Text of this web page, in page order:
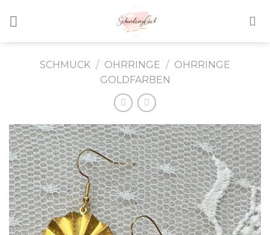
SCHMUCK / OHRRINGE / OHRRINGE
GOLDFARBEN